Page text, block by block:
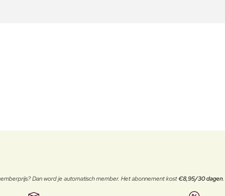
Dan word je automatisch member. Het abonnement kost€8,95/30 dagen